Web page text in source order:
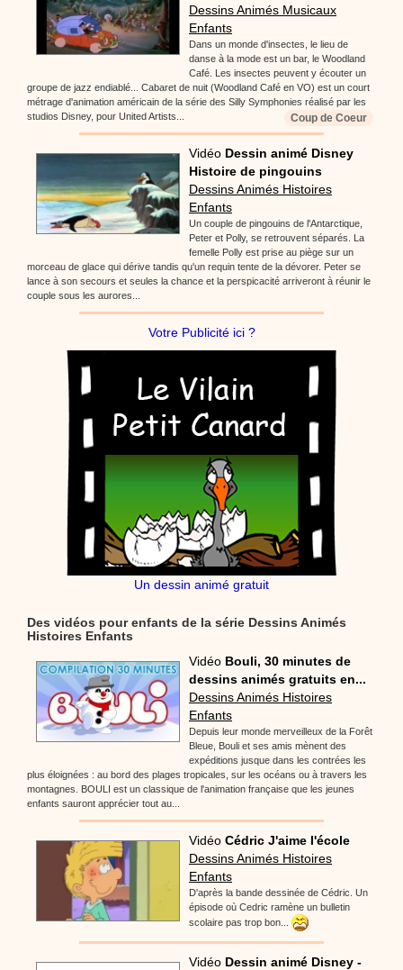
Dessins Animés Musicaux
Enfants
Dans un monde d'insectes, le lieu de
danse à la mode est un bar, le Woodland
Café. Les insectes peuvent y écouter un
groupe de jazz endiablé... Cabaret de nuit (Woodland Café en VO) est un court
métrage d'animation américain de la série des Silly Symphonies réalisé par les
studios Disney, pour United Artists...
Coup de Coeur
Vidéo Dessin animé Disney
Histoire de pingouins
Dessins Animés Histoires
Enfants
Un couple de pingouins de l'Antarctique,
Peter et Polly, se retrouvent séparés. La
femelle Polly est prise au piège sur un
morceau de glace qui dérive tandis qu'un requin tente de la dévorer. Peter se
lance à son secours et seules la chance et la perspicacité arriveront à réunir le
couple sous les aurores...
Votre Publicité ici ?
Un dessin animé gratuit
Des vidéos pour enfants de la série Dessins Animés
Histoires Enfants
Vidéo Bouli, 30 minutes de
dessins animés gratuits en...
Dessins Animés Histoires
Enfants
Depuis leur monde merveilleux de la Forêt
Bleue, Bouli et ses amis mènent des
expéditions jusque dans les contrées les
plus éloignées : au bord des plages tropicales, sur les océans ou à travers les
montagnes. BOULI est un classique de l'animation française que les jeunes
enfants sauront apprécier tout au...
Vidéo Cédric J'aime l'école
Dessins Animés Histoires
Enfants
D'après la bande dessinée de Cédric. Un
épisode où Cedric ramène un bulletin
scolaire pas trop bon...
Vidéo Dessin animé Disney -